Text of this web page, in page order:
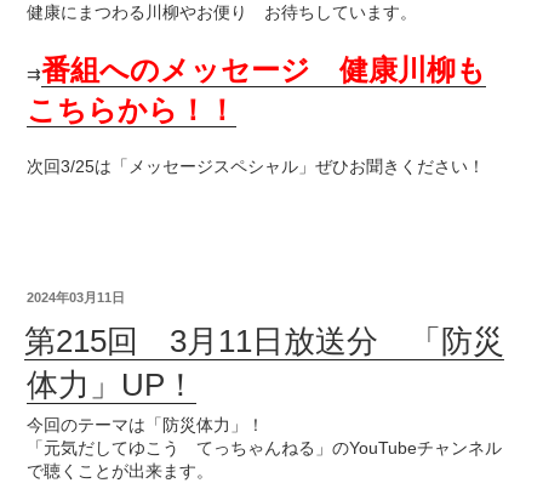
健康にまつわる川柳やお便り お待ちしています。
⇉番組へのメッセージ 健康川柳も
こちらから！！
次回3/25は「メッセージスペシャル」ぜひお聞きください！
2024年03月11日
第215回 3月11日放送分 「防災
体力」UP！
今回のテーマは「防災体力」！
「元気だしてゆこう てっちゃんねる」のYouTubeチャンネル
で聴くことが出来ます。